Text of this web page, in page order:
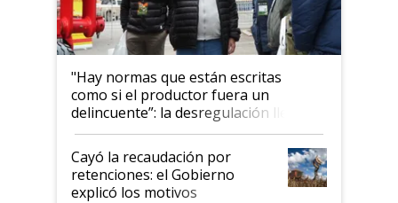
"Hay normas que están escritas
como si el productor fuera un
delincuente”: la desregulación llegó
al Congreso Aapresid y hasta se
habló del financiamiento al IPCVA
Cayó la recaudación por
retenciones: el Gobierno
explicó los motivos